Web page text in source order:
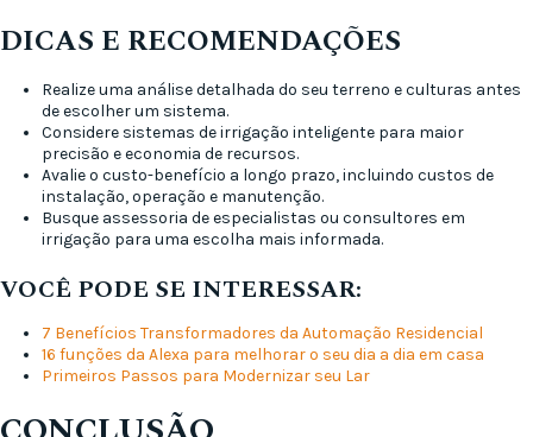
DICAS E RECOMENDAÇÕES
Realize uma análise detalhada do seu terreno e culturas antes
de escolher um sistema.
Considere sistemas de irrigação inteligente para maior
precisão e economia de recursos.
Avalie o custo-benefício a longo prazo, incluindo custos de
instalação, operação e manutenção.
Busque assessoria de especialistas ou consultores em
irrigação para uma escolha mais informada.
VOCÊ PODE SE INTERESSAR:
7 Benefícios Transformadores da Automação Residencial
16 funções da Alexa para melhorar o seu dia a dia em casa
Primeiros Passos para Modernizar seu Lar